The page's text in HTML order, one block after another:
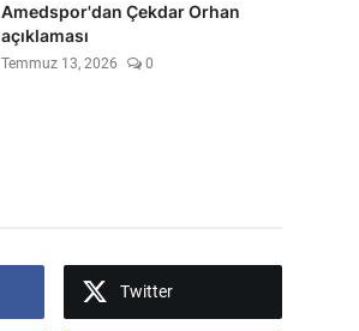
Amedspor'dan Çekdar Orhan
açıklaması
Temmuz 13, 2026 0
Twitter